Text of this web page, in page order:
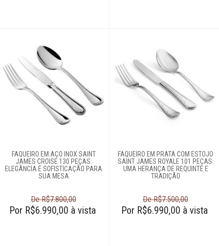
FAQUEIRO EM AÇO INOX SAINT
JAMES CROISE 130 PEÇAS:
ELEGÂNCIA E SOFISTICAÇÃO PARA
SUA MESA
De R$7.800,00
Por R$6.990,00 à vista
FAQUEIRO EM PRATA COM ESTOJO
SAINT JAMES ROYALE 101 PEÇAS:
UMA HERANÇA DE REQUINTE E
TRADIÇÃO
De R$7.500,00
Por R$6.990,00 à vista